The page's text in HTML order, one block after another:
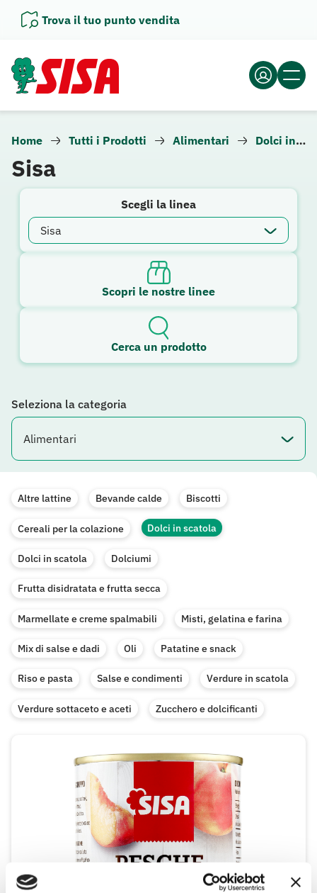
Trova il tuo punto vendita
Home Tutti i Prodotti Alimentari Dolci in scatola
Sisa
Scegli la linea
Scopri le nostre linee
Cerca un prodotto
Seleziona la categoria
Altre lattine Bevande calde Biscotti
Cereali per la colazione Dolci in scatola
Dolci in scatola Dolciumi
Frutta disidratata e frutta secca
Marmellate e creme spalmabili Misti, gelatina e farina
Mix di salse e dadi Oli Patatine e snack
Riso e pasta Salse e condimenti Verdure in scatola
Verdure sottaceto e aceti Zucchero e dolcificanti